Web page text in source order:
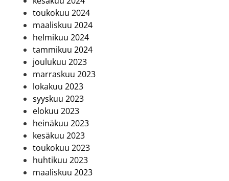
toukokuu 2024
maaliskuu 2024
helmikuu 2024
tammikuu 2024
joulukuu 2023
marraskuu 2023
lokakuu 2023
syyskuu 2023
elokuu 2023
heinäkuu 2023
kesäkuu 2023
toukokuu 2023
huhtikuu 2023
maaliskuu 2023